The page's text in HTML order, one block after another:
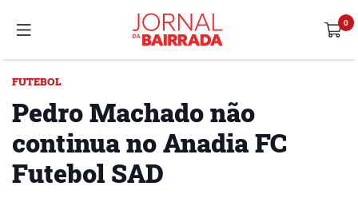
FUTEBOL
Pedro Machado não
continua no Anadia FC
Futebol SAD